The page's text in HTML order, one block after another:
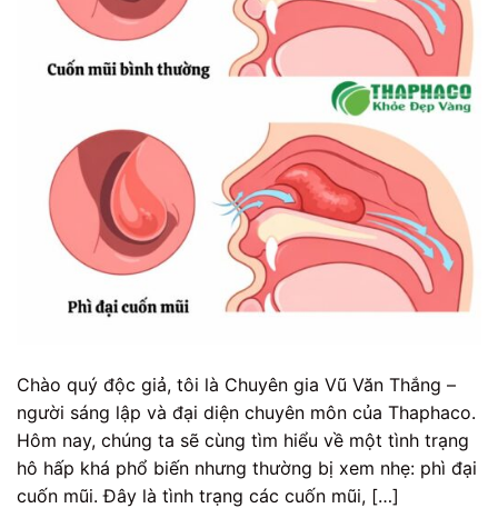
Chào quý độc giả, tôi là Chuyên gia Vũ Văn Thắng –
người sáng lập và đại diện chuyên môn của Thaphaco.
Hôm nay, chúng ta sẽ cùng tìm hiểu về một tình trạng
hô hấp khá phổ biến nhưng thường bị xem nhẹ: phì đại
cuốn mũi. Đây là tình trạng các cuốn mũi, […]